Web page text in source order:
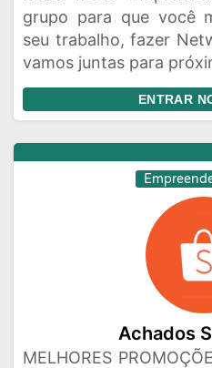
grupo para que você
seu trabalho, fazer
vamos juntas para
ENTRAR
Achados
MELHORES